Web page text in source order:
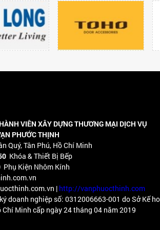
VIÊN XÂY DỰNG THƯƠNG MẠI DỊCH VỤ
THỊNH
Quý, Tân Phú, Hồ Chí Minh
Khóa & Thiết Bị Bếp
Phụ Kiện Nhôm Kính
| http://vanphuocthinh.com
doanh nghiệp số: 0312006663-001 do Sở Kế
Minh cấp ngày 24 tháng 04 năm 2019